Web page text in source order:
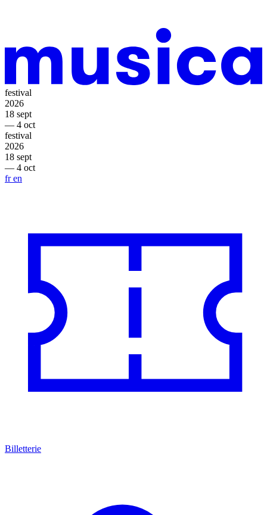
festival
2026
18 sept
— 4 oct
festival
2026
18 sept
— 4 oct
fren
Billetterie